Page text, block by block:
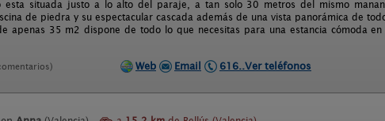
esta situada justo a lo alto del paraje, a tan solo 30 metros del mismo
de piedra y su espectacular cascada además de una vista panorámica de
apenas 35 m2 dispone de todo lo que necesitas para una estancia cómoda
Web Email 616..Ver teléfonos